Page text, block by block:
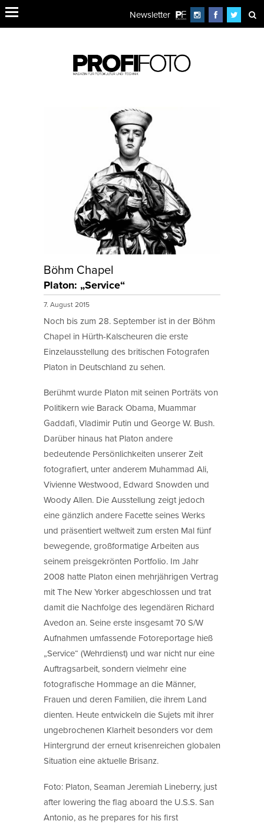
Newsletter
Böhm Chapel
Platon: „Service“
7. August 2015
Noch bis zum 28. September ist in der Böhm
Chapel in Hürth-Kalscheuren die erste
Einzelausstellung des britischen Fotografen
Platon in Deutschland zu sehen.
Berühmt wurde Platon mit seinen Porträts von
Politikern wie Barack Obama, Muammar
Gaddafi, Vladimir Putin und George W. Bush.
Darüber hinaus hat Platon andere
bedeutende Persönlichkeiten unserer Zeit
fotografiert, unter anderem Muhammad Ali,
Vivienne Westwood, Edward Snowden und
Woody Allen. Die Ausstellung zeigt jedoch
eine gänzlich andere Facette seines Werks
und präsentiert weltweit zum ersten Mal fünf
bewegende, großformatige Arbeiten aus
seinem preisgekrönten Portfolio. Im Jahr
2008 hatte Platon einen mehrjährigen Vertrag
mit The New Yorker abgeschlossen und trat
damit die Nachfolge des legendären Richard
Avedon an. Seine erste insgesamt 70 S/W
Aufnahmen umfassende Fotoreportage hieß
„Service“ (Wehrdienst) und war nicht nur eine
Auftragsarbeit, sondern vielmehr eine
fotografische Hommage an die Männer,
Frauen und deren Familien, die ihrem Land
dienten. Heute entwickeln die Sujets mit ihrer
ungebrochenen Klarheit besonders vor dem
Hintergrund der erneut krisenreichen globalen
Situation eine aktuelle Brisanz.
Foto: Platon, Seaman Jeremiah Lineberry, just
after lowering the flag aboard the U.S.S. San
Antonio, as he prepares for his first